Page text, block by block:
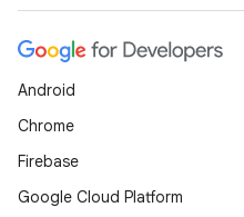
Android
Chrome
Firebase
Google Cloud Platform